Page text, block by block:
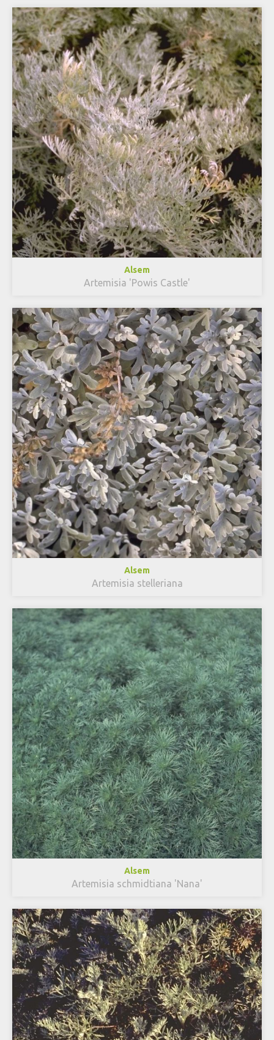
Alsem
Artemisia 'Powis Castle'
Alsem
Artemisia stelleriana
Alsem
Artemisia schmidtiana 'Nana'